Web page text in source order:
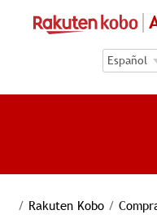
/ Rakuten Kobo /